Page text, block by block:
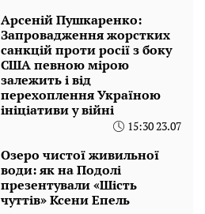
Арсеній Пушкаренко:
Запровадження жорстких
санкцій проти росії з боку
США певною мірою
залежить і від
перехоплення Україною
ініціативи у війні
15:30 23.07
Озеро чистої живильної
води: як на Подолі
презентували «Шість
чуттів» Ксени Епель